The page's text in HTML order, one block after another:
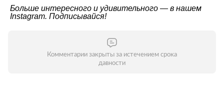
Больше интересного и удивительного — в нашем
Instagram. Подписывайся!
Комментарии закрыты за истечением срока
давности